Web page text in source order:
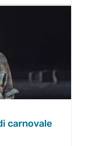
carnovale